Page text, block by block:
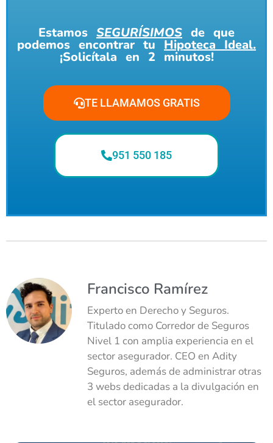
Estamos SEGURÍSIMOS de que
podemos encontrar tu Hipoteca Ideal.
¡Solicítala en 2 minutos!
TE LLAMAMOS GRATIS
951 550 185
Francisco Ramírez
Experto en Derecho y Seguros.
Titulado como Corredor de Seguros
Nivel 1 con amplia experiencia en el
sector asegurador. CEO en Adity
Seguros, además de administrar otras
3 webs dedicadas a la divulgación en
el sector asegurador.